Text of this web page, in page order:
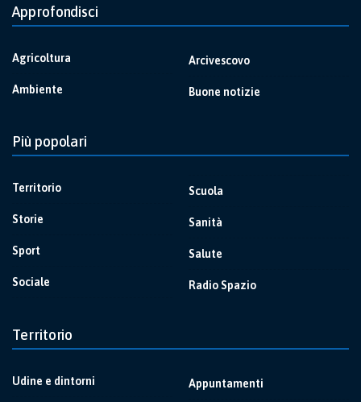
Approfondisci
Agricoltura
Ambiente
Arcivescovo
Buone notizie
Più popolari
Territorio
Storie
Sport
Sociale
Scuola
Sanità
Salute
Radio Spazio
Territorio
Udine e dintorni Appuntamenti